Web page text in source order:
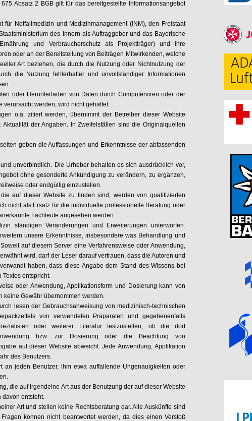
Absatz 2 BGB gilt für das bereitgestellte Informationsangebot
für Notfallmedizin und Medizinmanagement (INM), den Freistaat
des Innern als Auftraggeber und das Bayerische
und Verbraucherschutz als Projektträger) und ihre
oder an der Bereitstellung von Beiträgen Mitwirkenden, welche
Art beziehen, die durch die Nutzung oder Nichtnutzung der
die Nutzung fehlerhafter und unvollständiger Informationen
oder Herunterladen von Daten durch Computerviren oder der
verursacht werden, wird nicht gehaftet.
o.ä. zitiert werden, übernimmt der Betreiber dieser Website
Aktualität der Angaben. In Zweifelsfällen sind die Originalquellen
geben die Auffassungen und Erkenntnisse der abfassenden
unverbindlich. Die Urheber behalten es sich ausdrücklich vor,
ohne gesonderte Ankündigung zu verändern, zu ergänzen,
oder endgültig einzustellen.
auf dieser Website zu finden sind, werden von qualifizierten
nicht als Ersatz für die individuelle professionelle Beratung oder
Fachleute angesehen werden.
ständigen Veränderungen und Erweiterungen unterworfen.
unsere Erkenntnisse, insbesondere was Behandlung und
auf diesem Server eine Verfahrensweise oder Anwendung,
wird, darf der Leser darauf vertrauen, dass die Autoren und
haben, dass diese Angabe dem Stand des Wissens bei
entspricht.
oder Anwendung, Applikationsform und Dosierung kann von
keine Gewähr übernommen werden.
lesen der Gebrauchsanweisung von medizinisch-technischen
von verwendeten Präparaten und gegebenenfalls
oder weiterer Literatur festzustellen, ob die dort
bzw. zur Dosierung oder die Beachtung von
auf dieser Website abweicht. Jede Anwendung, Applikation
des Benutzers.
an jeden Benutzer, ihm etwa auffallende Ungenauigkeiten oder
die auf irgendeine Art aus der Benutzung der auf dieser Website
davon entsteht.
Art und stellen keine Rechtsberatung dar. Alle Auskünfte sind
können nicht beantwortet werden, da dies einen Verstoß